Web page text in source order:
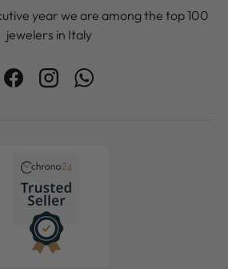
year we are among the top 100
jewelers in Italy
FacebookInstagramWhatsApp